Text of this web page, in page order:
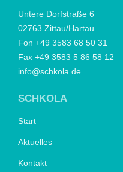
Untere Dorfstraße 6
02763 Zittau/Hartau
Fon +49 3583 68 50 31
Fax +49 3583 5 86 58 12
info@schkola.de
SCHKOLA
Start
Aktuelles
Kontakt